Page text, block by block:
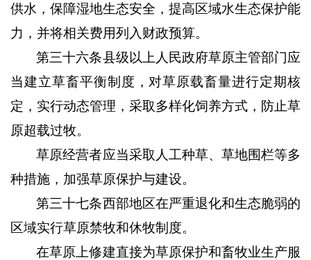
供水，保障湿地生态安全，提高区域水生态保护能
力，并将相关费用列入财政预算。
第三十六条县级以上人民政府草原主管部门应
当建立草畜平衡制度，对草原载畜量进行定期核
定，实行动态管理，采取多样化饲养方式，防止草
原超载过牧。
草原经营者应当采取人工种草、草地围栏等多
种措施，加强草原保护与建设。
第三十七条西部地区在严重退化和生态脆弱的
区域实行草原禁牧和休牧制度。
在草原上修建直接为草原保护和畜牧业生产服